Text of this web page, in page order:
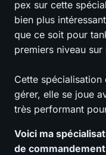
pex sur cette
bien plus
que ce soit pour
premiers niveau
Cette
gérer, elle se joue
très performant
Voici ma
de